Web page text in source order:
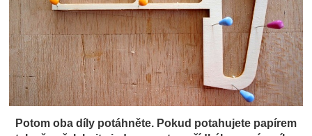
Potom oba díly potáhněte. Pokud potahujete papírem